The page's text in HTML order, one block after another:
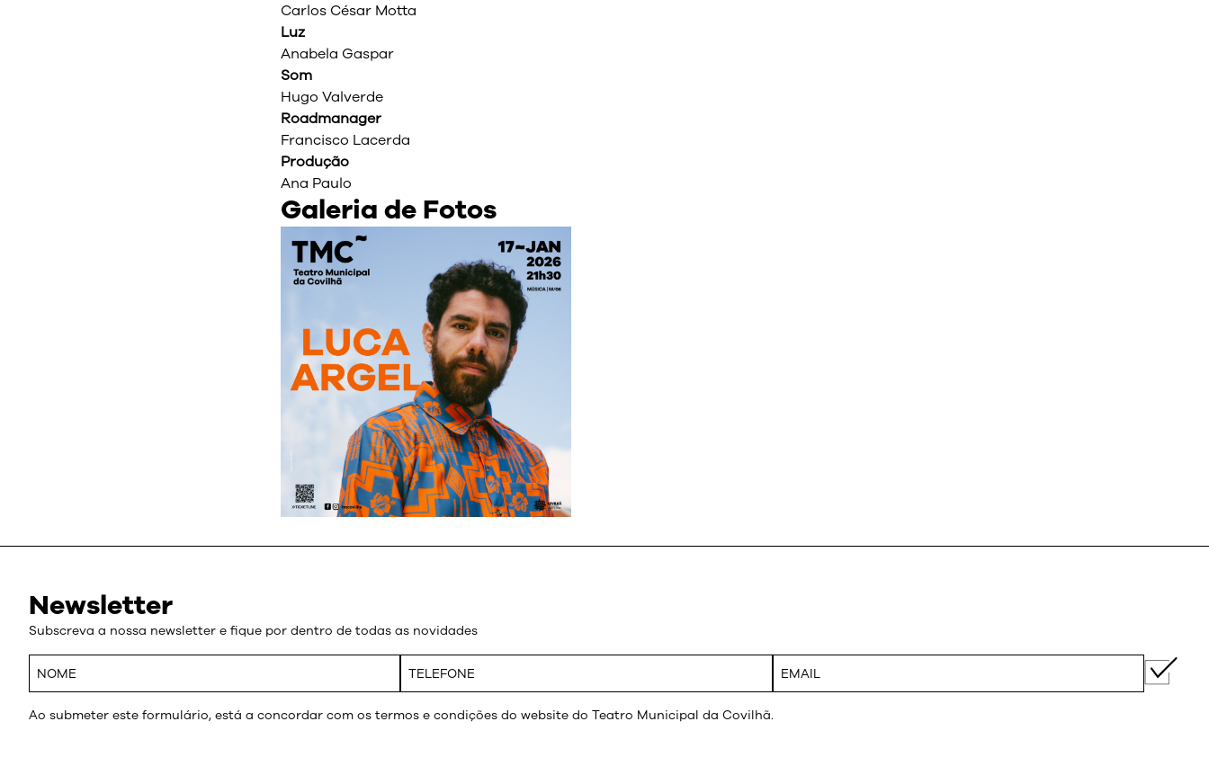
Carlos César Motta
Luz
Anabela Gaspar
Som
Hugo Valverde
Roadmanager
Francisco Lacerda
Produção
Ana Paulo
Galeria de Fotos
Newsletter
Subscreva a nossa newsletter e fique por dentro de todas as novidades
Ao submeter este formulário, está a concordar com os termos e condições do website do Teatro Municipal da Covilhã.